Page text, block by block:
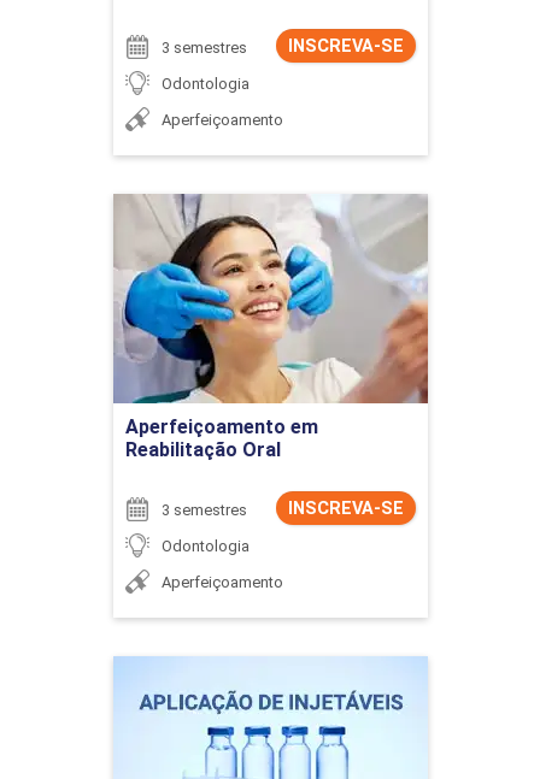
INSCREVA-SE
3 semestres
Odontologia
Aperfeiçoamento
Aperfeiçoamento em
Reabilitação Oral
INSCREVA-SE
3 semestres
Odontologia
Aperfeiçoamento
Aperfeiçoamento em
Reabilitação Oral
Detalhes do curso
Ir para Inscrição
Aplicações de Injetáveis
Detalhes do curso